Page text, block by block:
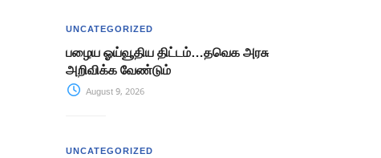
UNCATEGORIZED
பழைய ஓய்வூதிய திட்டம்…தவெக அரசு
அறிவிக்க வேண்டும்
August 9, 2026
UNCATEGORIZED